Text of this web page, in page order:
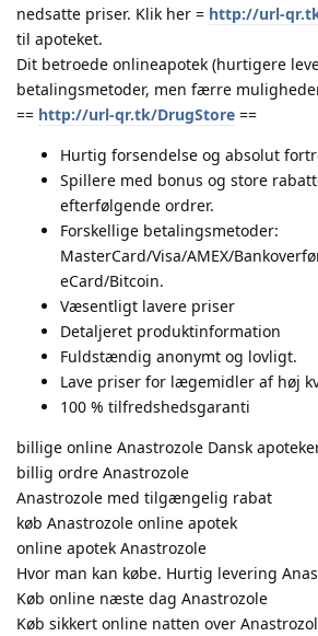
nedsatte priser. Klik her = http://url-
til apoteket.
Dit betroede onlineapotek (hurtigere
betalingsmetoder, men færre
== http://url-qr.tk/DrugStore ==
Hurtig forsendelse og absolut
Spillere med bonus og store
efterfølgende ordrer.
Forskellige betalingsmetoder:
MasterCard/Visa/AMEX/
eCard/Bitcoin.
Væsentligt lavere priser
Detaljeret produktinformation
Fuldstændig anonymt og lovligt.
Lave priser for lægemidler af høj
100 % tilfredshedsgaranti
billige online Anastrozole Dansk
billig ordre Anastrozole
Anastrozole med tilgængelig rabat
køb Anastrozole online apotek
online apotek Anastrozole
Hvor man kan købe. Hurtig levering
Køb online næste dag Anastrozole
Køb sikkert online natten over